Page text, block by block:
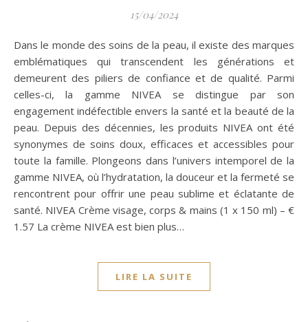
15/04/2024
Dans le monde des soins de la peau, il existe des marques
emblématiques qui transcendent les générations et
demeurent des piliers de confiance et de qualité. Parmi
celles-ci, la gamme NIVEA se distingue par son
engagement indéfectible envers la santé et la beauté de la
peau. Depuis des décennies, les produits NIVEA ont été
synonymes de soins doux, efficaces et accessibles pour
toute la famille. Plongeons dans l’univers intemporel de la
gamme NIVEA, où l’hydratation, la douceur et la fermeté se
rencontrent pour offrir une peau sublime et éclatante de
santé. NIVEA Crème visage, corps & mains (1 x 150 ml) – €
1.57 La crème NIVEA est bien plus…
LIRE LA SUITE